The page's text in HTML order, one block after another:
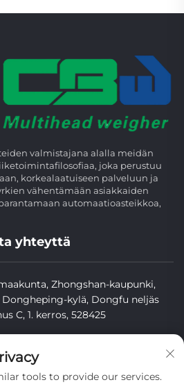
valmistajana alalla meidän
joka perustuu
korkealaatuiseen palveluun ja
vähentämään asiakkaiden
automaatioasteikkoa,
yhteyttä
Zhongshan-kaupunki,
kylä, Dongfu neljäs
C, 1. kerros, 528425
tools to provide our services.